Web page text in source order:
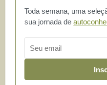
Toda semana, uma
sua jornada de